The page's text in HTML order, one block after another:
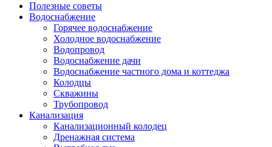
Полезные советы
Водоснабжение
Горячее водоснабжение
Холодное водоснабжение
Водопровод
Водоснабжение дачи
Водоснабжение частного дома и коттеджа
Колодцы
Скважины
Трубопровод
Канализация
Канализационный колодец
Дренажная система